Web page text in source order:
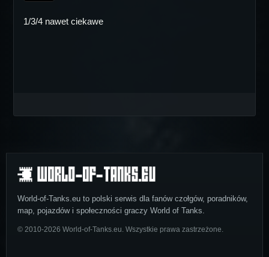
1/3/4 nawet ciekawe
World-of-Tanks.eu to polski serwis dla fanów czołgów, poradników,
map, pojazdów i społeczności graczy World of Tanks.
© 2010-2026 World-of-Tanks.eu. Wszystkie prawa zastrzeżone.